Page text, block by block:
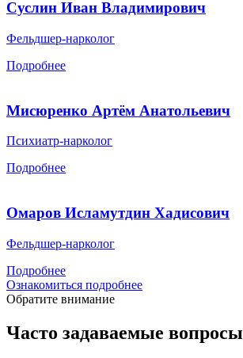
Суслин Иван Владимирович
Фельдшер-нарколог
Подробнее
Мисюренко Артём Анатольевич
Психиатр-нарколог
Подробнее
Омаров Исламутдин Хадисович
Фельдшер-нарколог
Подробнее
Ознакомиться подробнее
Обратите внимание
Часто задаваемые вопросы